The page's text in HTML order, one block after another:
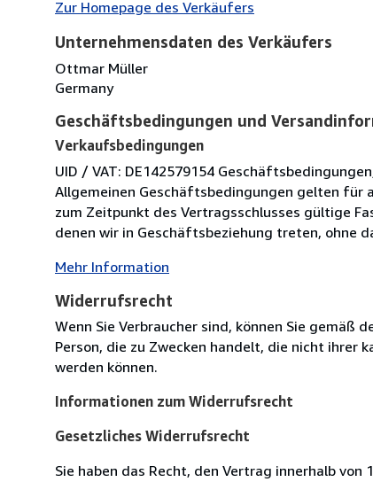
Zur Homepage des Verkäufers
Unternehmensdaten des Verkäufers
Ottmar Müller
Germany
Geschäftsbedingungen und
Verkaufsbedingungen
UID / VAT: DE142579154
Allgemeinen Geschäftsbedingungen gelten für
zum Zeitpunkt des Vertragsschlusses gültige
denen wir in Geschäftsbeziehung treten, ohne
Mehr Information
Widerrufsrecht
Wenn Sie Verbraucher sind, können Sie
Person, die zu Zwecken handelt, die nicht ihrer
werden können.
Informationen zum Widerrufsrecht
Gesetzliches Widerrufsrecht
Sie haben das Recht, den Vertrag innerhalb